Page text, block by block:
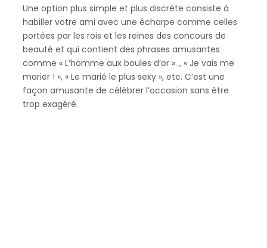
Une option plus simple et plus discrète consiste à
habiller votre ami avec une écharpe comme celles
portées par les rois et les reines des concours de
beauté et qui contient des phrases amusantes
comme « L’homme aux boules d’or ». , « Je vais me
marier ! », « Le marié le plus sexy », etc. C’est une
façon amusante de célébrer l’occasion sans être
trop exagéré.